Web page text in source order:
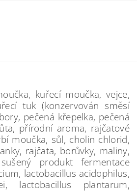
kuřecí moučka, vejce,
tuk (konzervován směsí
pečená křepelka, pečená
přírodní aroma, rajčatové
moučka, sůl, cholin chlorid,
rajčata, borůvky, maliny,
produkt fermentace
lactobacillus acidophilus,
lactobacillus plantarum,